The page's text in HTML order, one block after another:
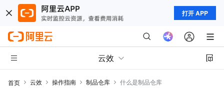
打开 APP
云效
首页 云效 操作指南 制品仓库 什么是制品仓库